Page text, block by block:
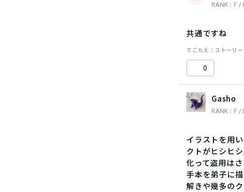
RANK：F /
共通ですね
てごたえ ストーリー
0
Gasho
RANK：F /
イラストを用
クトがヒシヒ
化って盗用は
手本を弟子に
解きや幾多の